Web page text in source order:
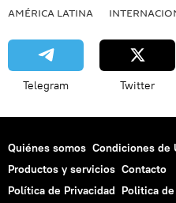
AMÉRICA LATINA
Telegram Twitter
Quiénes somos Condiciones de
Productos y servicios Contacto
Política de Privacidad Politica